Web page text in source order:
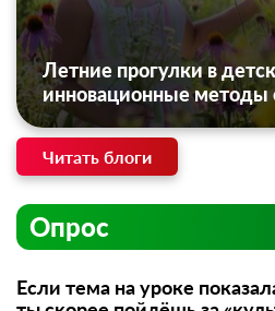
Летние прогулки в
инновационные методы
Читать блоги
Опрос
Если тема на уроке